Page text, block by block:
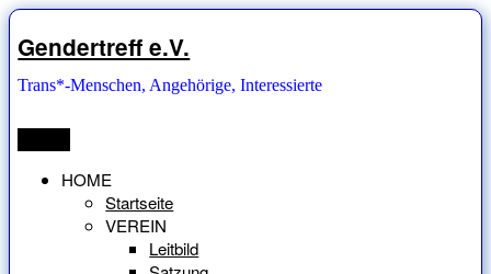
Zum
Inhalt
springen
Gendertreff e.V.
Trans*-Menschen, Angehörige, Interessierte
HOME
Startseite
VEREIN
Leitbild